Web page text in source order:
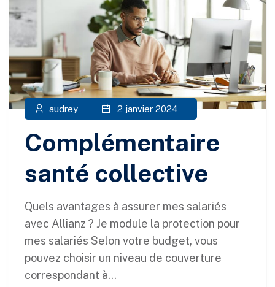
audrey 2 janvier 2024
Complémentaire
santé collective
Quels avantages à assurer mes salariés
avec Allianz ? Je module la protection pour
mes salariés Selon votre budget, vous
pouvez choisir un niveau de couverture
correspondant à...